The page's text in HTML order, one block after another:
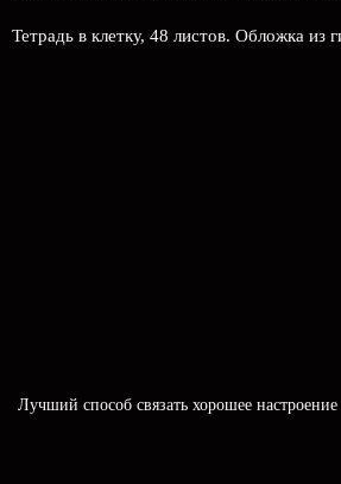
Тетрадь в клетку, 48 листов. Обложка из
Лучший способ связать хорошее